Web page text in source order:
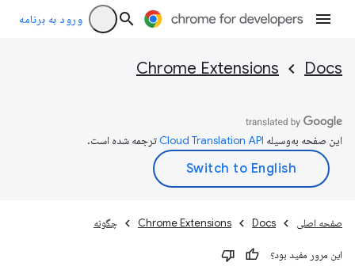
ورود به برنامه
Docs
Chrome Extensions
این صفحه به‌وسیله ترجمه شده است.
صفحه اصلی Docs
Chrome Extensions چگونه
این مرور مفید بود؟